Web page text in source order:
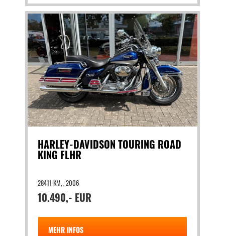
HARLEY-DAVIDSON TOURING ROAD
KING FLHR
28411 KM, , 2006
10.490,- EUR
MEHR INFOS